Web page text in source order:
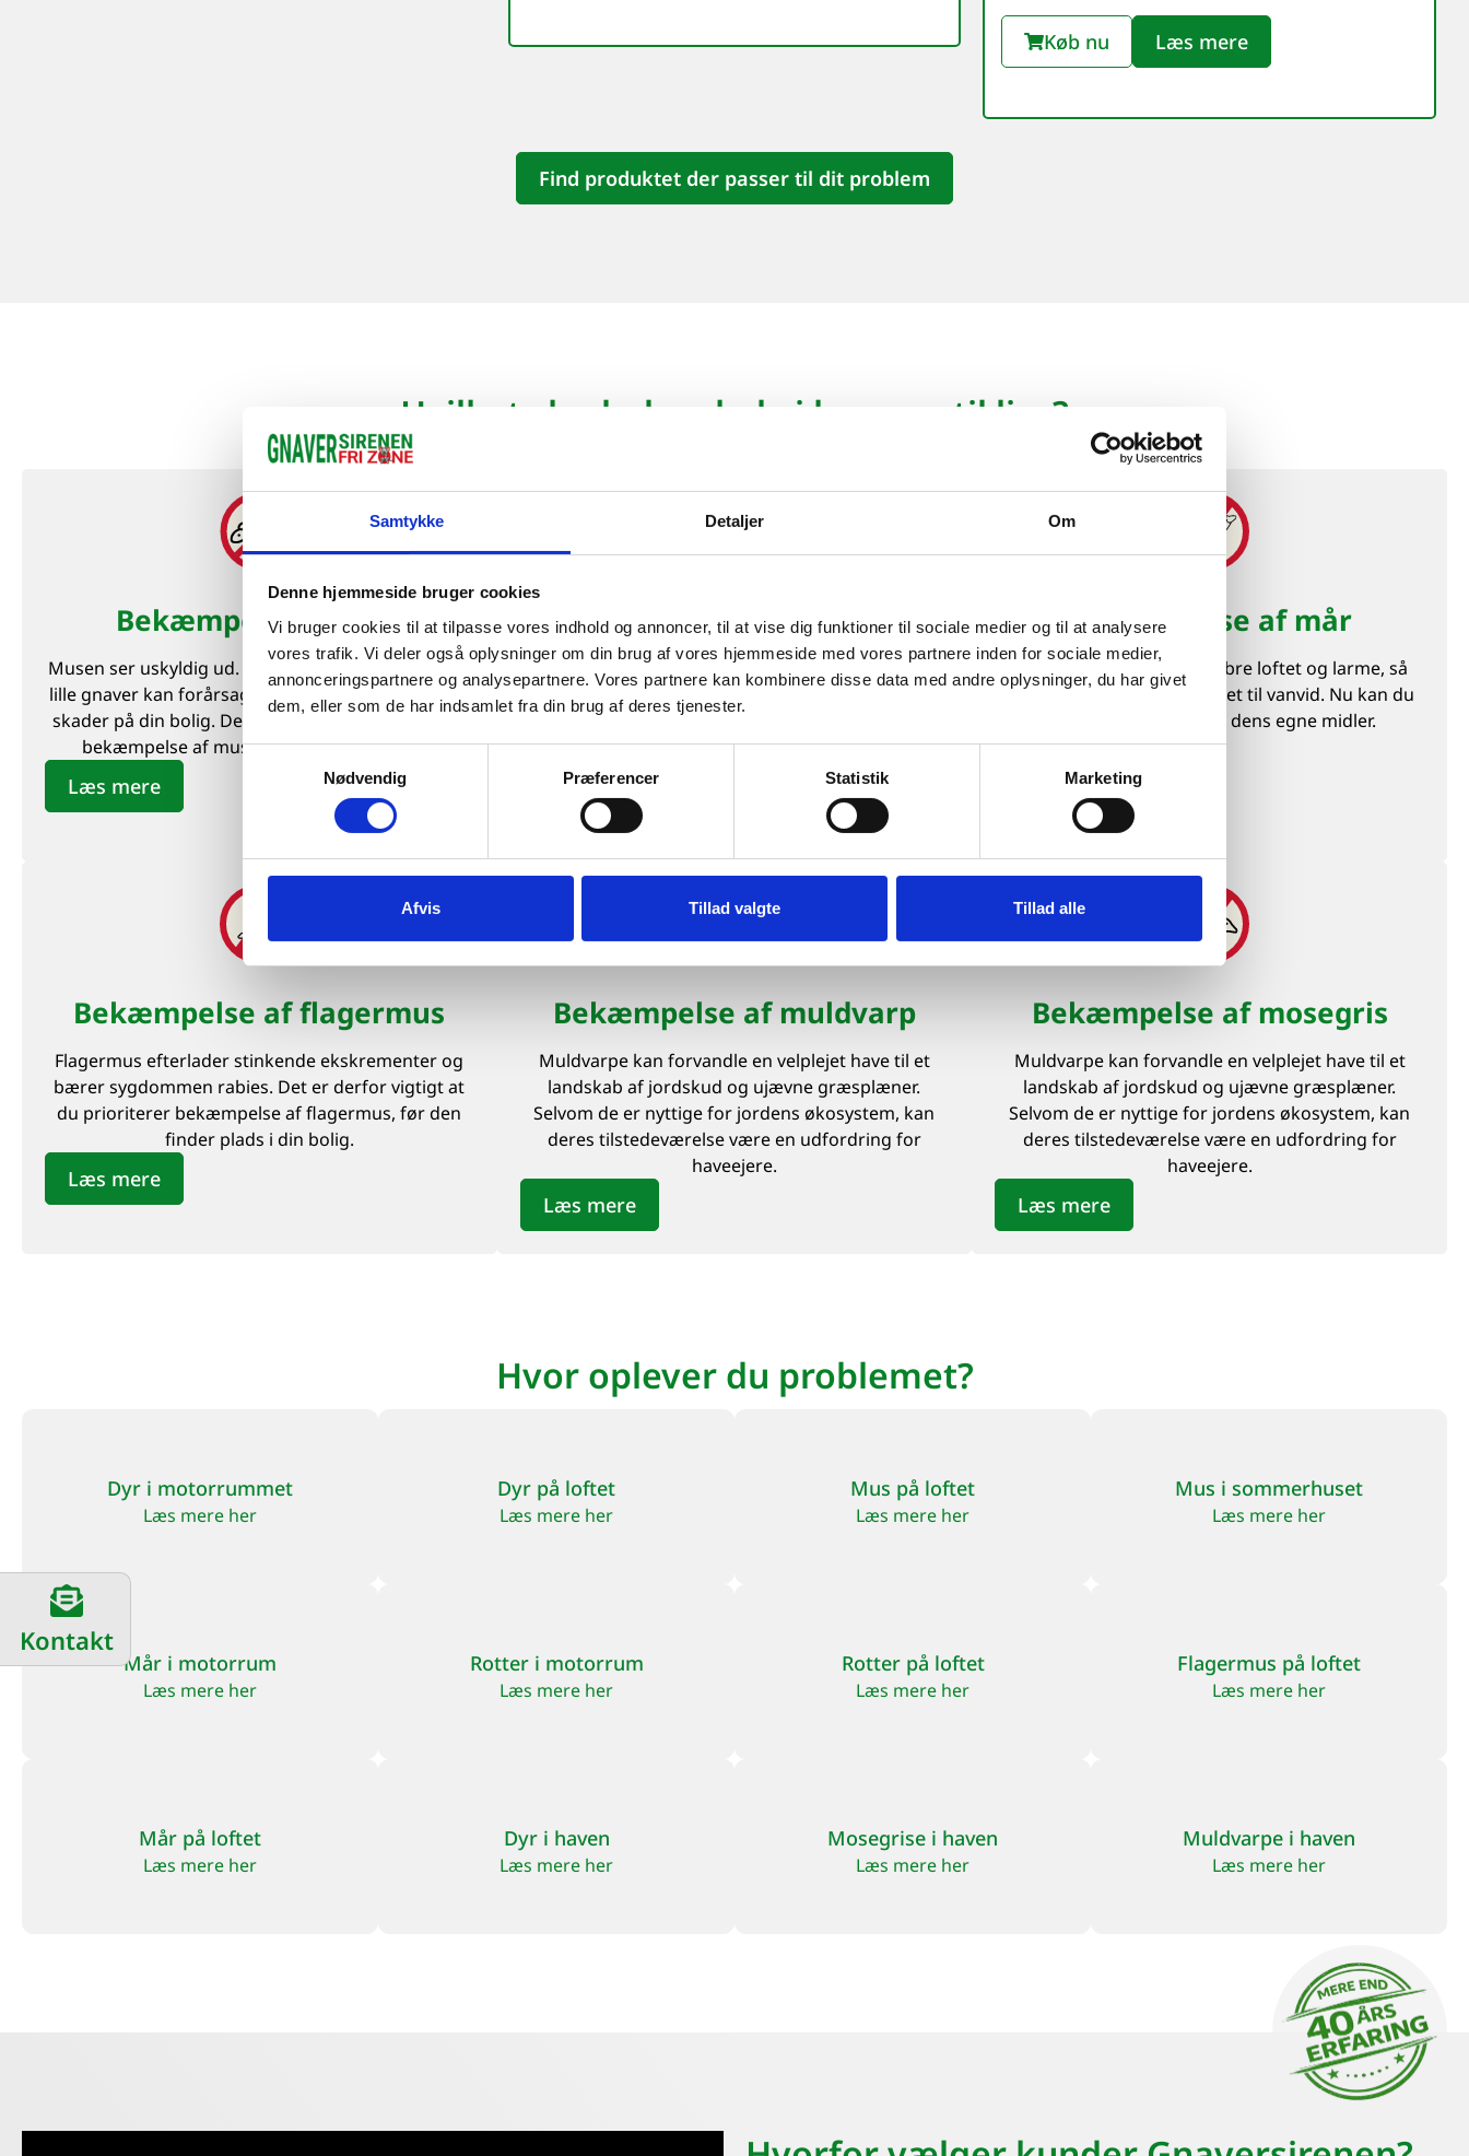
Samtykke Detaljer Om
Denne hjemmeside bruger cookies
Vi bruger cookies til at tilpasse vores indhold og annoncer, til at vise dig funktioner til sociale medier og til at analysere
vores trafik. Vi deler også oplysninger om din brug af vores hjemmeside med vores partnere inden for sociale medier,
annonceringspartnere og analysepartnere. Vores partnere kan kombinere disse data med andre oplysninger, du har givet
dem, eller som de har indsamlet fra din brug af deres tjenester.
Samtykkevalg
Nødvendig
Præferencer Statistik Marketing
Afvis Tillad valgte Tillad alle
Køb nu Læs mere
Find produktet der passer til dit problem
Hvilket skadedyr skal vi komme til livs?
Bekæmpelse af mus
Musen ser uskyldig ud. Men lad dig ikke narre: den
lille gnaver kan forårsage sundhedsskade og store
skader på din bolig. Det er derfor vigtigt at du gør
bekæmpelse af mus en prioritet i din bolig.
Læs mere
Bekæmpelse af rotter
Rotter hører til blandt de mest almindelige
skadedyr i Danmark. Dyret er en omvandrende
bakteriebombe, og derfor skal bekæmpelse af
rotter ske hurtigt og effektiv.
Læs mere
Bekæmpelse af mår
Måren er kendt for at erobre loftet og larme, så
husets beboere bliver drevet til vanvid. Nu kan du
bekæmpe måren med dens egne midler.
Bekæmpelse af flagermus
Flagermus efterlader stinkende ekskrementer og
bærer sygdommen rabies. Det er derfor vigtigt at
du prioriterer bekæmpelse af flagermus, før den
finder plads i din bolig.
Læs mere
Bekæmpelse af muldvarp
Muldvarpe kan forvandle en velplejet have til et
landskab af jordskud og ujævne græsplæner.
Selvom de er nyttige for jordens økosystem, kan
deres tilstedeværelse være en udfordring for
haveejere.
Læs mere
Bekæmpelse af mosegris
Muldvarpe kan forvandle en velplejet have til et
landskab af jordskud og ujævne græsplæner.
Selvom de er nyttige for jordens økosystem, kan
deres tilstedeværelse være en udfordring for
haveejere.
Læs mere
Hvor oplever du problemet?
Dyr i motorrummet
Læs mere her
Dyr på loftet
Læs mere her
Mus på loftet
Læs mere her
Mus i sommerhuset
Læs mere her
Mår i motorrum
Læs mere her
Rotter i motorrum
Læs mere her
Rotter på loftet
Læs mere her
Flagermus på loftet
Læs mere her
Mår på loftet
Læs mere her
Dyr i haven
Læs mere her
Mosegrise i haven
Læs mere her
Muldvarpe i haven
Læs mere her
Kontakt